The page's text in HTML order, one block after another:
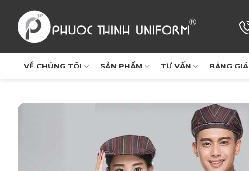
VỀ CHÚNG TÔI SẢN PHẨM TƯ VẤN BẢNG GIÁ